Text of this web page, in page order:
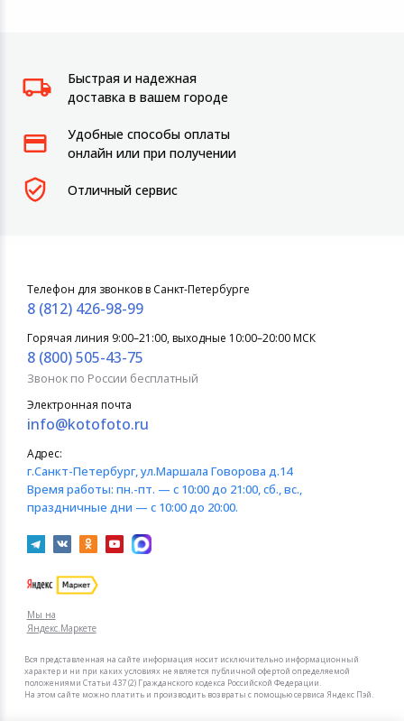
Быстрая и надежная
доставка в вашем городе
Удобные способы оплаты
онлайн или при получении
Отличный сервис
Мы на
Яндекс.Маркете
Телефон для звонков в Санкт-Петербурге
8 (812) 426-98-99
Горячая линия 9:00–21:00, выходные 10:00–20:00 МСК
8 (800) 505-43-75
Звонок по России бесплатный
Электронная почта
info@kotofoto.ru
Адрес:
г.Санкт-Петербург, ул.Маршала Говорова д.14
Время работы: пн.-пт. — с 10:00 до 21:00, сб., вс.,
праздничные дни — с 10:00 до 20:00.
Вся представленная на сайте информация носит исключительно информационный
характер и ни при каких условиях не является публичной офертой определяемой
положениями Статьи 437 (2) Гражданского кодекса Российской Федерации.
На этом сайте можно платить и производить возвраты с помощью сервиса Яндекс Пэй.